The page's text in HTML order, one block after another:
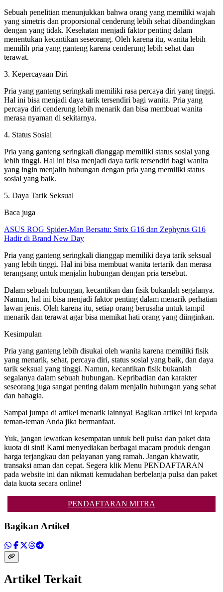
Sebuah penelitian menunjukkan bahwa orang yang memiliki wajah
yang simetris dan proporsional cenderung lebih sehat dibandingkan
dengan yang tidak. Kesehatan menjadi faktor penting dalam
menentukan kecantikan seseorang. Oleh karena itu, wanita lebih
memilih pria yang ganteng karena cenderung lebih sehat dan
terawat.
3. Kepercayaan Diri
Pria yang ganteng seringkali memiliki rasa percaya diri yang tinggi.
Hal ini bisa menjadi daya tarik tersendiri bagi wanita. Pria yang
percaya diri cenderung lebih menarik dan bisa membuat wanita
merasa nyaman di sekitarnya.
4. Status Sosial
Pria yang ganteng seringkali dianggap memiliki status sosial yang
lebih tinggi. Hal ini bisa menjadi daya tarik tersendiri bagi wanita
yang ingin menjalin hubungan dengan pria yang memiliki status
sosial yang baik.
5. Daya Tarik Seksual
Baca juga
ASUS ROG Spider-Man Bersatu: Strix G16 dan Zephyrus G16
Hadir di Brand New Day
Pria yang ganteng seringkali dianggap memiliki daya tarik seksual
yang lebih tinggi. Hal ini bisa membuat wanita tertarik dan merasa
terangsang untuk menjalin hubungan dengan pria tersebut.
Dalam sebuah hubungan, kecantikan dan fisik bukanlah segalanya.
Namun, hal ini bisa menjadi faktor penting dalam menarik perhatian
lawan jenis. Oleh karena itu, setiap orang berusaha untuk tampil
menarik dan terawat agar bisa memikat hati orang yang diinginkan.
Kesimpulan
Pria yang ganteng lebih disukai oleh wanita karena memiliki fisik
yang menarik, sehat, percaya diri, status sosial yang baik, dan daya
tarik seksual yang tinggi. Namun, kecantikan fisik bukanlah
segalanya dalam sebuah hubungan. Kepribadian dan karakter
seseorang juga sangat penting dalam menjalin hubungan yang sehat
dan bahagia.
Sampai jumpa di artikel menarik lainnya! Bagikan artikel ini kepada
teman-teman Anda jika bermanfaat.
Yuk, jangan lewatkan kesempatan untuk beli pulsa dan paket data
kuota di sini! Kami menyediakan berbagai macam produk dengan
harga terjangkau dan pelayanan yang ramah. Jangan khawatir,
transaksi aman dan cepat. Segera klik Menu PENDAFTARAN
pada website ini dan nikmati kemudahan berbelanja pulsa dan paket
data kuota secara online!
PENDAFTARAN MITRA
Bagikan Artikel
Artikel Terkait